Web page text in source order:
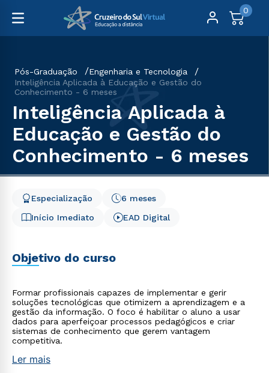
0
Pós-Graduação
Engenharia e Tecnologia
Inteligência Aplicada à Educação e Gestão do
Conhecimento - 6 meses
Inteligência Aplicada à
Educação e Gestão do
Conhecimento - 6 meses
Início Imediato
6 meses
Especialização
EAD Digital
Objetivo do curso
Formar profissionais capazes de implementar e gerir
soluções tecnológicas que otimizem a aprendizagem e a
gestão da informação. O foco é habilitar o aluno a usar
dados para aperfeiçoar processos pedagógicos e criar
sistemas de conhecimento que gerem vantagem
competitiva.
Ler mais